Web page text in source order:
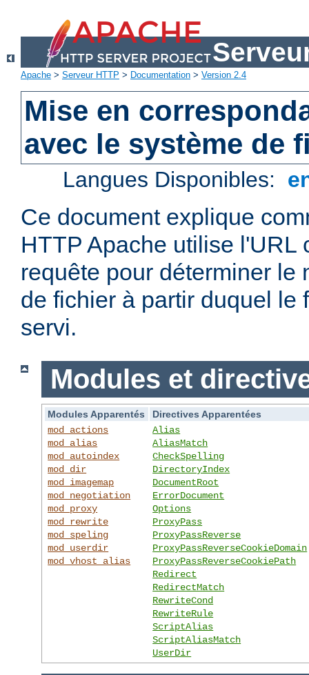
Apache > Serveur HTTP > Documentation > Version 2.4
Mise en
avec le système de
Langues Disponibles:
Ce document explique
HTTP Apache utilise l'URL
requête pour déterminer le
de fichier à partir duquel le
servi.
Modules et
Modules Apparentés
Directives Apparentées
mod_actions
mod_alias
mod_autoindex
mod_dir
mod_imagemap
mod_negotiation
mod_proxy
mod_rewrite
mod_speling
mod_userdir
mod_vhost_alias
Alias
AliasMatch
CheckSpelling
DirectoryIndex
DocumentRoot
ErrorDocument
Options
ProxyPass
ProxyPassReverse
ProxyPassReverseCookieDomain
ProxyPassReverseCookiePath
Redirect
RedirectMatch
RewriteCond
RewriteRule
ScriptAlias
ScriptAliasMatch
UserDir